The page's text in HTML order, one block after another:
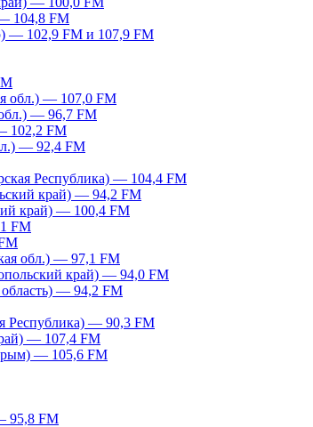
104,8 FM
— 102,9 FM и 107,9 FM
обл.) — 107,0 FM
— 96,7 FM
102,2 FM
— 92,4 FM
Республика) — 104,4 FM
край) — 94,2 FM
край) — 100,4 FM
FM
обл.) — 97,1 FM
край) — 94,0 FM
— 94,2 FM
Республика) — 90,3 FM
— 107,4 FM
— 105,6 FM
95,8 FM